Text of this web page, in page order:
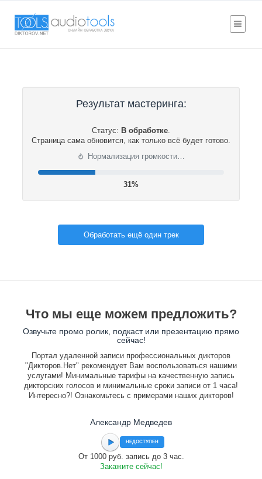
Результат мастеринга:
Статус: В обработке.
Страница сама обновится, как только всё будет готово.
⟳ Нормализация громкости…
32%
Обработать ещё один трек
Что мы еще можем предложить?
Озвучьте промо ролик, подкаст или презентацию прямо
сейчас!
Портал удаленной записи профессиональных дикторов
"Дикторов.Нет" рекомендует Вам воспользоваться нашими
услугами! Минимальные тарифы на качественную запись
дикторских голосов и минимальные сроки записи от 1 часа!
Интересно?! Ознакомьтесь с примерами наших дикторов!
Александр Медведев
НЕДОСТУПЕН
От 1000 руб. запись до 3 час.
Закажите сейчас!